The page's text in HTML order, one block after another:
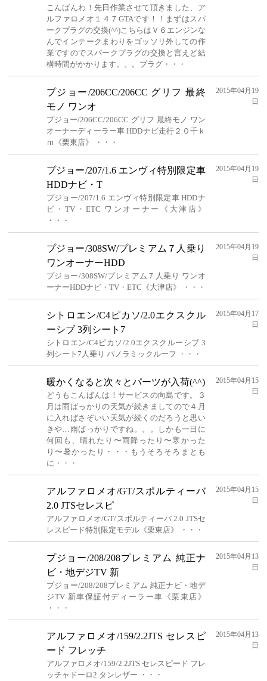
こんばんわ！先日作業させて頂きました、ア
ルファロメオ１４７GTAです！！まずはスパ
ークプラグの交換(^^)こちらはＶ６エンジンな
んでインテークまわりをゴッソリ外しての作
業ですのでスパークプラグの交換と言えど結
構時間がかかります。。。プラグ・・・
プジョー/206CC/206CC グリフ 最終
モノ ワンオ
プジョー/206CC/206CC グリフ 最終モノ ワン
オーナーディーラー車 HDDナビ走行２０千ｋ
ｍ《栗東店》 ・・・
2015年04月19
日
プジョー/207/1.6 エンヴィ特別限定車
HDDナビ・T
プジョー/207/1.6 エンヴィ特別限定車 HDDナ
ビ・TV・ETC ワンオーナー《大津店》
・・・
2015年04月19
日
プジョー/308SW/プレミアム７人乗り
ワンオーナーHDD
プジョー/308SW/プレミアム７人乗り ワンオ
ーナーHDDナビ・TV・ETC《大津店》 ・・・
2015年04月19
日
シトロエン/C4ピカソ/2.0エクスクル
ーシブ 3列シート7
シトロエン/C4ピカソ/2.0エクスクルーシブ 3
列シート7人乗り パノラミックルーフ ・・・
2015年04月17
日
暖かくなると次々とパーツが入荷(^^)
どうもこんばんは！サービスの向島です。３
月は雨ばっかりの天気が続きましてので４月
に入ればさぞいい天気が続くのだろうと思い
きや…雨ばっかりですね。。。しかも一日に
何回も、晴れたり〜雨降ったり〜寒かった
り〜暑かったり・・・もうそろそろまとも
に・・・
2015年04月15
日
アルファロメオ/GT/スポルティーバ
2.0 JTSセレスピ
アルファロメオ/GT/スポルティーバ 2.0 JTSセ
レスピード特別限定モデル《栗東店》 ・・・
2015年04月15
日
プジョー/208/208プレミアム 純正ナ
ビ・地デジTV 新
プジョー/208/208プレミアム 純正ナビ・地デ
ジTV 新車保証付ディーラー車《栗東店》
・・・
2015年04月13
日
アルファロメオ/159/2.2JTS セレスピ
ード フレッチ
アルファロメオ/159/2.2JTS セレスピード フレ
ッチャドーロ2 タンレザー ・・・
2015年04月13
日